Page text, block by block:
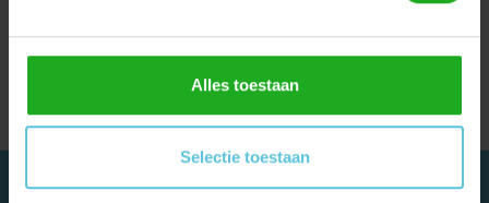
Alles toestaan
Selectie toestaan
Dolphin Dynamic
Dolphin Dynamic Plus